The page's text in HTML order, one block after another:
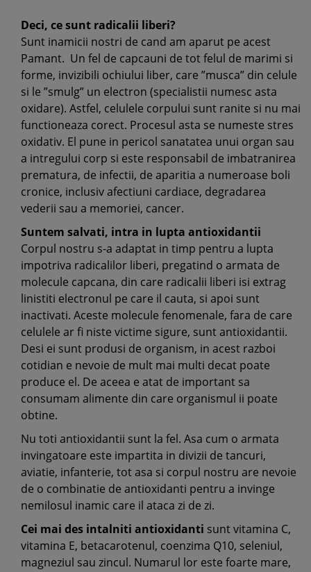
Deci, ce sunt radicalii liberi?
Sunt inamicii nostri de cand am aparut pe acest
Pamant. Un fel de capcauni de tot felul de marimi si
forme, invizibili ochiului liber, care ”musca” din celule
si le ”smulg” un electron (specialistii numesc asta
oxidare). Astfel, celulele corpului sunt ranite si nu mai
functioneaza corect. Procesul asta se numeste stres
oxidativ. El pune in pericol sanatatea unui organ sau
a intregului corp si este responsabil de imbatranirea
prematura, de infectii, de aparitia a numeroase boli
cronice, inclusiv afectiuni cardiace, degradarea
vederii sau a memoriei, cancer.
Suntem salvati, intra in lupta antioxidantii
Corpul nostru s-a adaptat in timp pentru a lupta
impotriva radicalilor liberi, pregatind o armata de
molecule capcana, din care radicalii liberi isi extrag
linistiti electronul pe care il cauta, si apoi sunt
inactivati. Aceste molecule fenomenale, fara de care
celulele ar fi niste victime sigure, sunt antioxidantii.
Desi ei sunt produsi de organism, in acest razboi
cotidian e nevoie de mult mai multi decat poate
produce el. De aceea e atat de important sa
consumam alimente din care organismul ii poate
obtine.
Nu toti antioxidantii sunt la fel. Asa cum o armata
invingatoare este impartita in divizii de tancuri,
aviatie, infanterie, tot asa si corpul nostru are nevoie
de o combinatie de antioxidanti pentru a invinge
nemilosul inamic care il ataca zi de zi.
Cei mai des intalniti antioxidanti sunt vitamina C,
vitamina E, betacarotenul, coenzima Q10, seleniul,
magneziul sau zincul. Numarul lor este foarte mare,